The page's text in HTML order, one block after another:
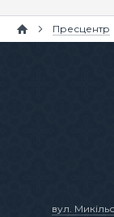
Пресцентр
вул.